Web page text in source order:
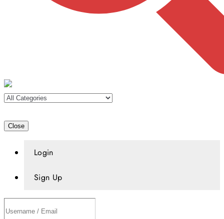
Close
Login
Sign Up